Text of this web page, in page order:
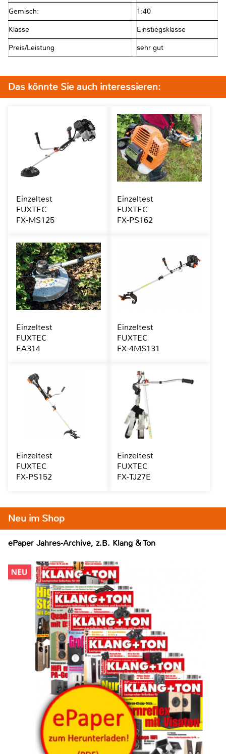
Gemisch: 1:40
Klasse Einstiegsklasse
Preis/Leistung sehr gut
Neu im Shop
ePaper Jahres-Archive, z.B. Klang & Ton
Das könnte Sie auch interessieren:
Einzeltest
FUXTEC
FX-MS125
Einzeltest
FUXTEC
FX-PS162
Einzeltest
FUXTEC
EA314
Einzeltest
FUXTEC
FX-4MS131
Einzeltest
FUXTEC
FX-PS152
Einzeltest
FUXTEC
FX-TJ27E